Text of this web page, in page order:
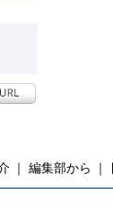
編集部から